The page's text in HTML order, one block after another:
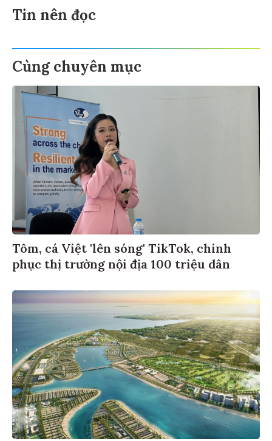
Tin nên đọc
Cùng chuyên mục
Tôm, cá Việt 'lên sóng' TikTok, chinh
phục thị trường nội địa 100 triệu dân